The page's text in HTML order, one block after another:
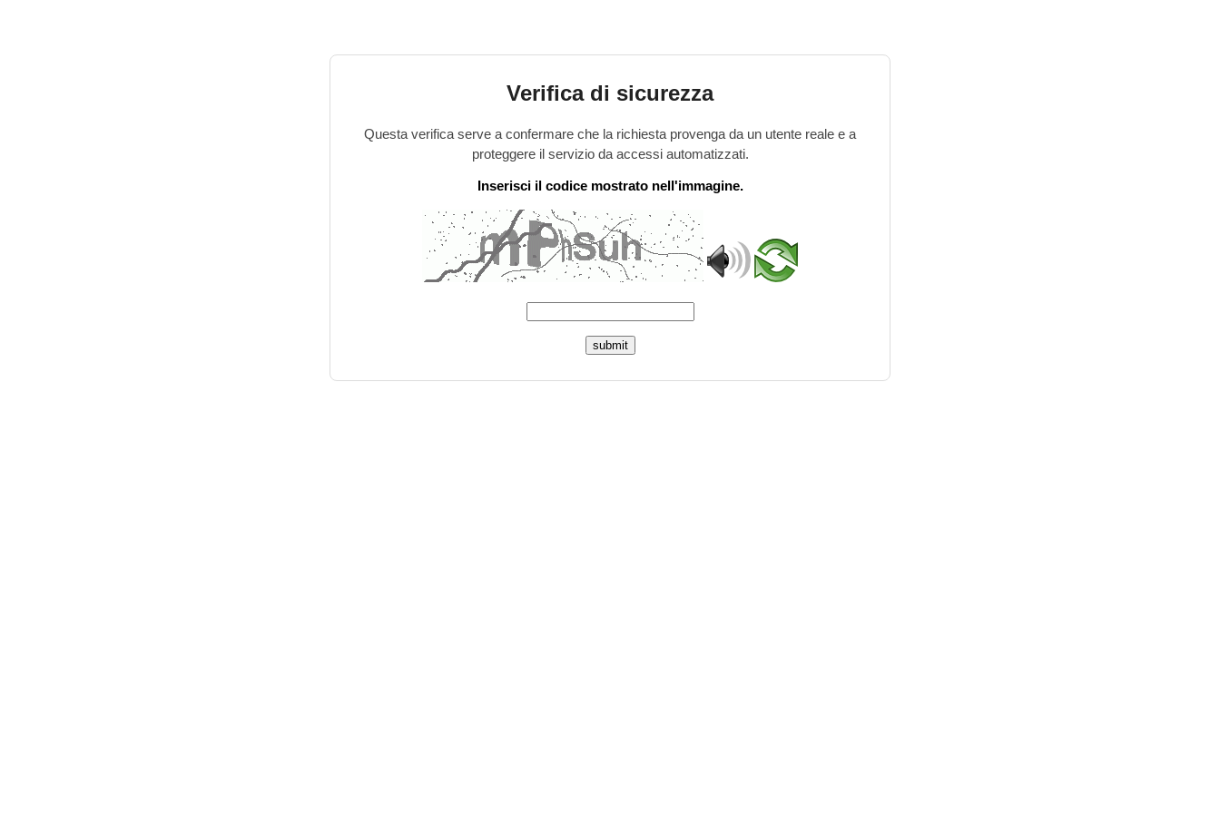
Verifica di sicurezza
Questa verifica serve a confermare che la richiesta provenga da un utente reale e a
proteggere il servizio da accessi automatizzati.
Inserisci il codice mostrato nell'immagine.
submit